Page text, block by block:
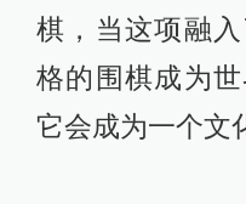
棋，当这项融
格的围棋成为
它会成为一个文